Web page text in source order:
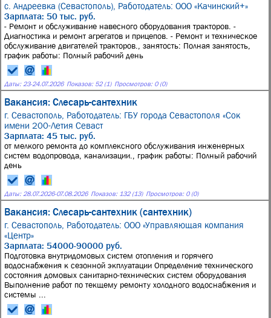
с. Андреевка (Севастополь), Работодатель: ООО «Качинский+»
Зарплата: 50 тыс. руб.
- Ремонт и обслуживание навесного оборудования тракторов. -
Диагностика и ремонт агрегатов и прицепов. - Ремонт и техническое
обслуживание двигателей тракторов., занятость: Полная занятость,
график работы: Полный рабочий день
Даты: 23-24.07.2026 Показов: 52 (1) Просмотров: 0 (0)
Вакансия: Слесарь-сантехник
г. Севастополь, Работодатель: ГБУ города Севастополя «Сок
имени 200-Летия Севаст
Зарплата: 45 тыс. руб.
от мелкого ремонта до комплексного обслуживания инженерных
систем водопровода, канализации., график работы: Полный рабочий
день
Даты: 28.07.2026-07.08.2026 Показов: 132 (13) Просмотров: 0 (0)
Вакансия: Слесарь-сантехник (сантехник)
г. Севастополь, Работодатель: ООО «Управляющая компания
«Центр»
Зарплата: 54000-90000 руб.
Подготовка внутридомовых систем отопления и горячего
водоснабжения к сезонной экплуатации Определение технического
состояния домовых санитарно-технических систем оборудования
Выполнение работ по текщему ремонту холодного водоснабжения и
системы ...